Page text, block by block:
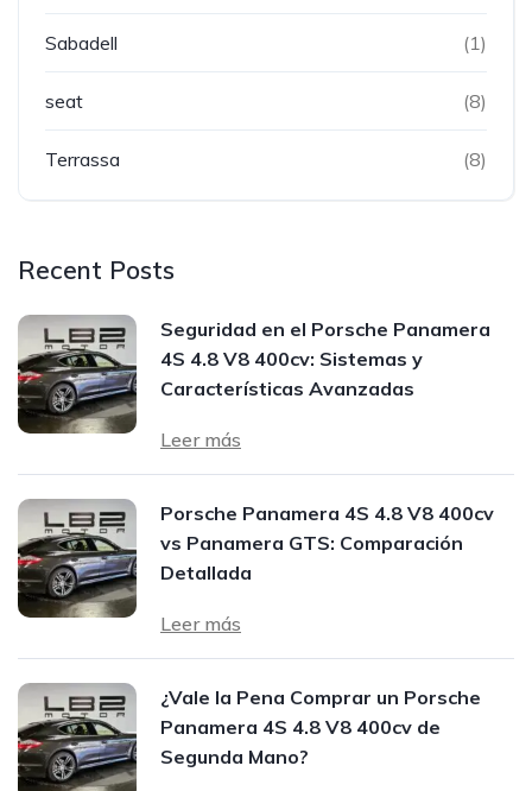
Sabadell (1)
seat (8)
Terrassa (8)
Recent Posts
Seguridad en el Porsche Panamera
4S 4.8 V8 400cv: Sistemas y
Características Avanzadas
Leer más
Porsche Panamera 4S 4.8 V8 400cv
vs Panamera GTS: Comparación
Detallada
Leer más
¿Vale la Pena Comprar un Porsche
Panamera 4S 4.8 V8 400cv de
Segunda Mano?